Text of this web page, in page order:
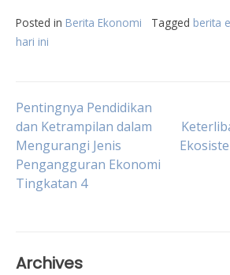
Posted in Berita Ekonomi Tagged berita
hari ini
Post
navigation
Pentingnya Pendidikan
dan Ketrampilan dalam
Mengurangi Jenis
Pengangguran Ekonomi
Tingkatan 4
Archives